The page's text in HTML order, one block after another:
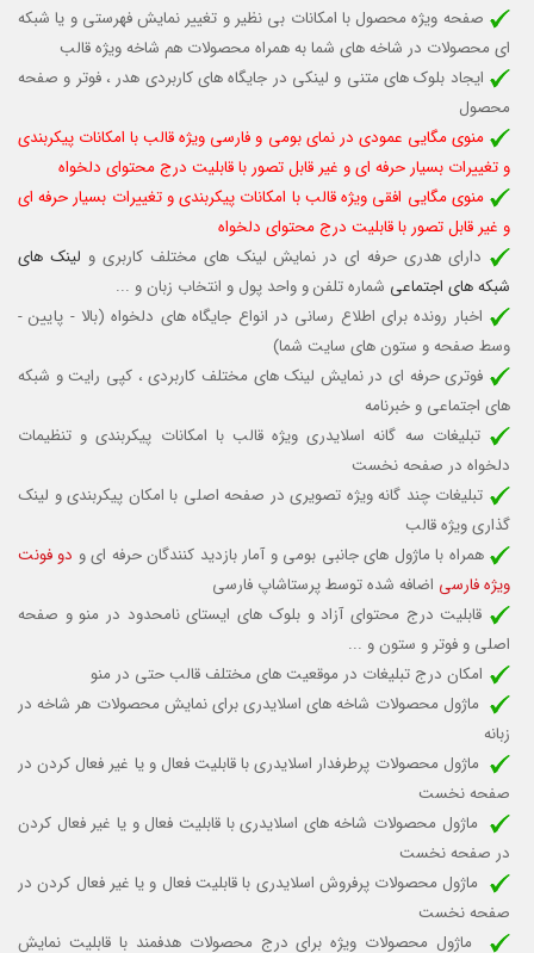
صفحه ویژه محصول با امکانات بی نظیر و تغییر نمایش فهرستی و یا شبکه
ای محصولات در شاخه های شما به همراه محصولات هم شاخه ویژه قالب
ایجاد بلوک های متنی و لینکی در جایگاه های کاربردی هدر ، فوتر و صفحه
محصول
منوی مگایی عمودی در نمای بومی و فارسی ویژه قالب با امکانات پیکربندی
و تغییرات بسیار حرفه ای و غیر قابل تصور با قابلیت درج محتوای دلخواه
منوی مگایی افقی ویژه قالب با امکانات پیکربندی و تغییرات بسیار حرفه ای
و غیر قابل تصور با قابلیت درج محتوای دلخواه
دارای هدری حرفه ای در نمایش لینک های مختلف کاربری و لینک های
شبکه های اجتماعی شماره تلفن و واحد پول و انتخاب زبان و ...
اخبار رونده برای اطلاع رسانی در انواع جایگاه های دلخواه (بالا - پایین -
وسط صفحه و ستون های سایت شما)
فوتری حرفه ای در نمایش لینک های مختلف کاربردی ، کپی رایت و شبکه
های اجتماعی و خبرنامه
تبلیغات سه گانه اسلایدری ویژه قالب با امکانات پیکربندی و تنظیمات
دلخواه در صفحه نخست
تبلیغات چند گانه ویژه تصویری در صفحه اصلی با امکان پیکربندی و لینک
گذاری ویژه قالب
همراه با ماژول های جانبی بومی و آمار بازدید کنندگان حرفه ای و دو فونت
ویژه فارسی اضافه شده توسط پرستاشاپ فارسی
قابلیت درج محتوای آزاد و بلوک های ایستای نامحدود در منو و صفحه
اصلی و فوتر و ستون و ...
امکان درج تبلیغات در موقعیت های مختلف قالب حتی در منو
ماژول محصولات شاخه های اسلایدری برای نمایش محصولات هر شاخه در
زبانه
ماژول محصولات پرطرفدار اسلایدری با قابلیتفعال و یا غیر فعال کردندر
صفحه نخست
ماژول محصولات شاخه های اسلایدری با قابلیت فعال و یا غیر فعال کردن
در صفحه نخست
ماژول محصولات پرفروش اسلایدری با قابلیتفعال و یا غیر فعال کردندر
صفحه نخست
ماژول محصولات ویژه برای درج محصولات هدفمند با قابلیت نمایش